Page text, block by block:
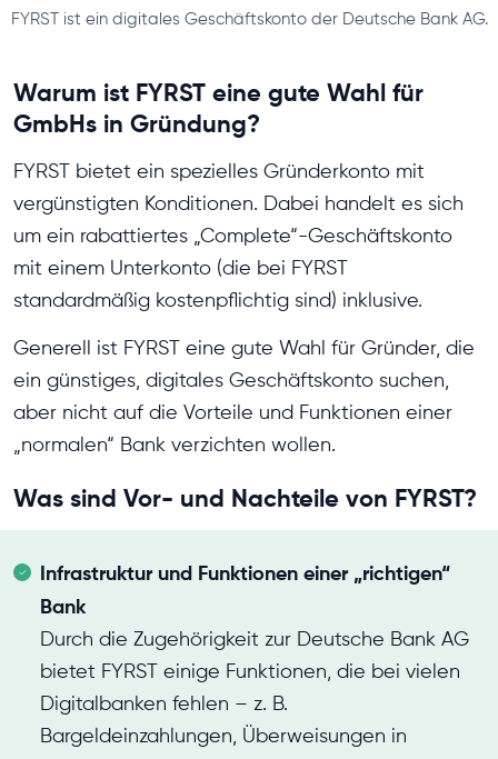
FYRST ist ein digitales Geschäftskonto der Deutsche Bank AG.
Warum ist FYRST eine gute Wahl für
GmbHs in Gründung?
FYRST bietet ein spezielles Gründerkonto mit
vergünstigten Konditionen. Dabei handelt es sich
um ein rabattiertes „Complete“-Geschäftskonto
mit einem Unterkonto (die bei FYRST
standardmäßig kostenpflichtig sind) inklusive.
Generell ist FYRST eine gute Wahl für Gründer, die
ein günstiges, digitales Geschäftskonto suchen,
aber nicht auf die Vorteile und Funktionen einer
„normalen“ Bank verzichten wollen.
Was sind Vor- und Nachteile von FYRST?
Infrastruktur und Funktionen einer „richtigen“
Bank
Durch die Zugehörigkeit zur Deutsche Bank AG
bietet FYRST einige Funktionen, die bei vielen
Digitalbanken fehlen – z. B.
Bargeldeinzahlungen, Überweisungen in